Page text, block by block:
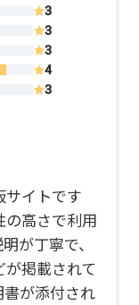
サイトです
の高さで利用
が丁寧で、
掲載されて
が添付され